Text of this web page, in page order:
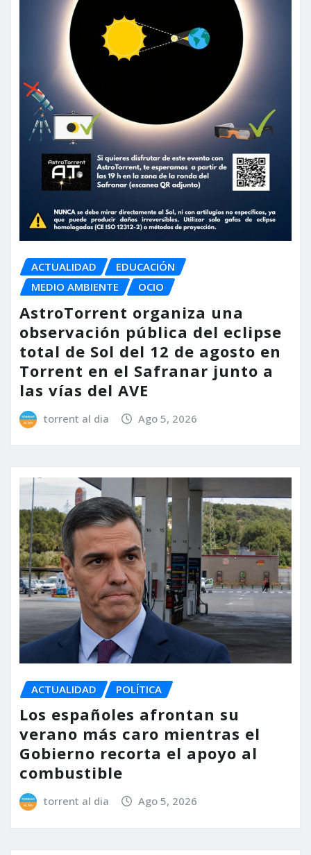
ACTUALIDAD
EDUCACIÓN
MEDIO AMBIENTE
OCIO
AstroTorrent organiza una
observación pública del eclipse
total de Sol del 12 de agosto en
Torrent en el Safranar junto a
las vías del AVE
torrent al dia Ago 5, 2026
ACTUALIDAD POLÍTICA
Los españoles afrontan su
verano más caro mientras el
Gobierno recorta el apoyo al
combustible
torrent al dia Ago 5, 2026